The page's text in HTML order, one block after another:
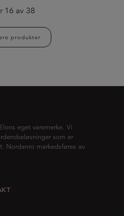
16 av 38
produkter
eget varemerke. Vi
som er
Nordanro markedsføres av